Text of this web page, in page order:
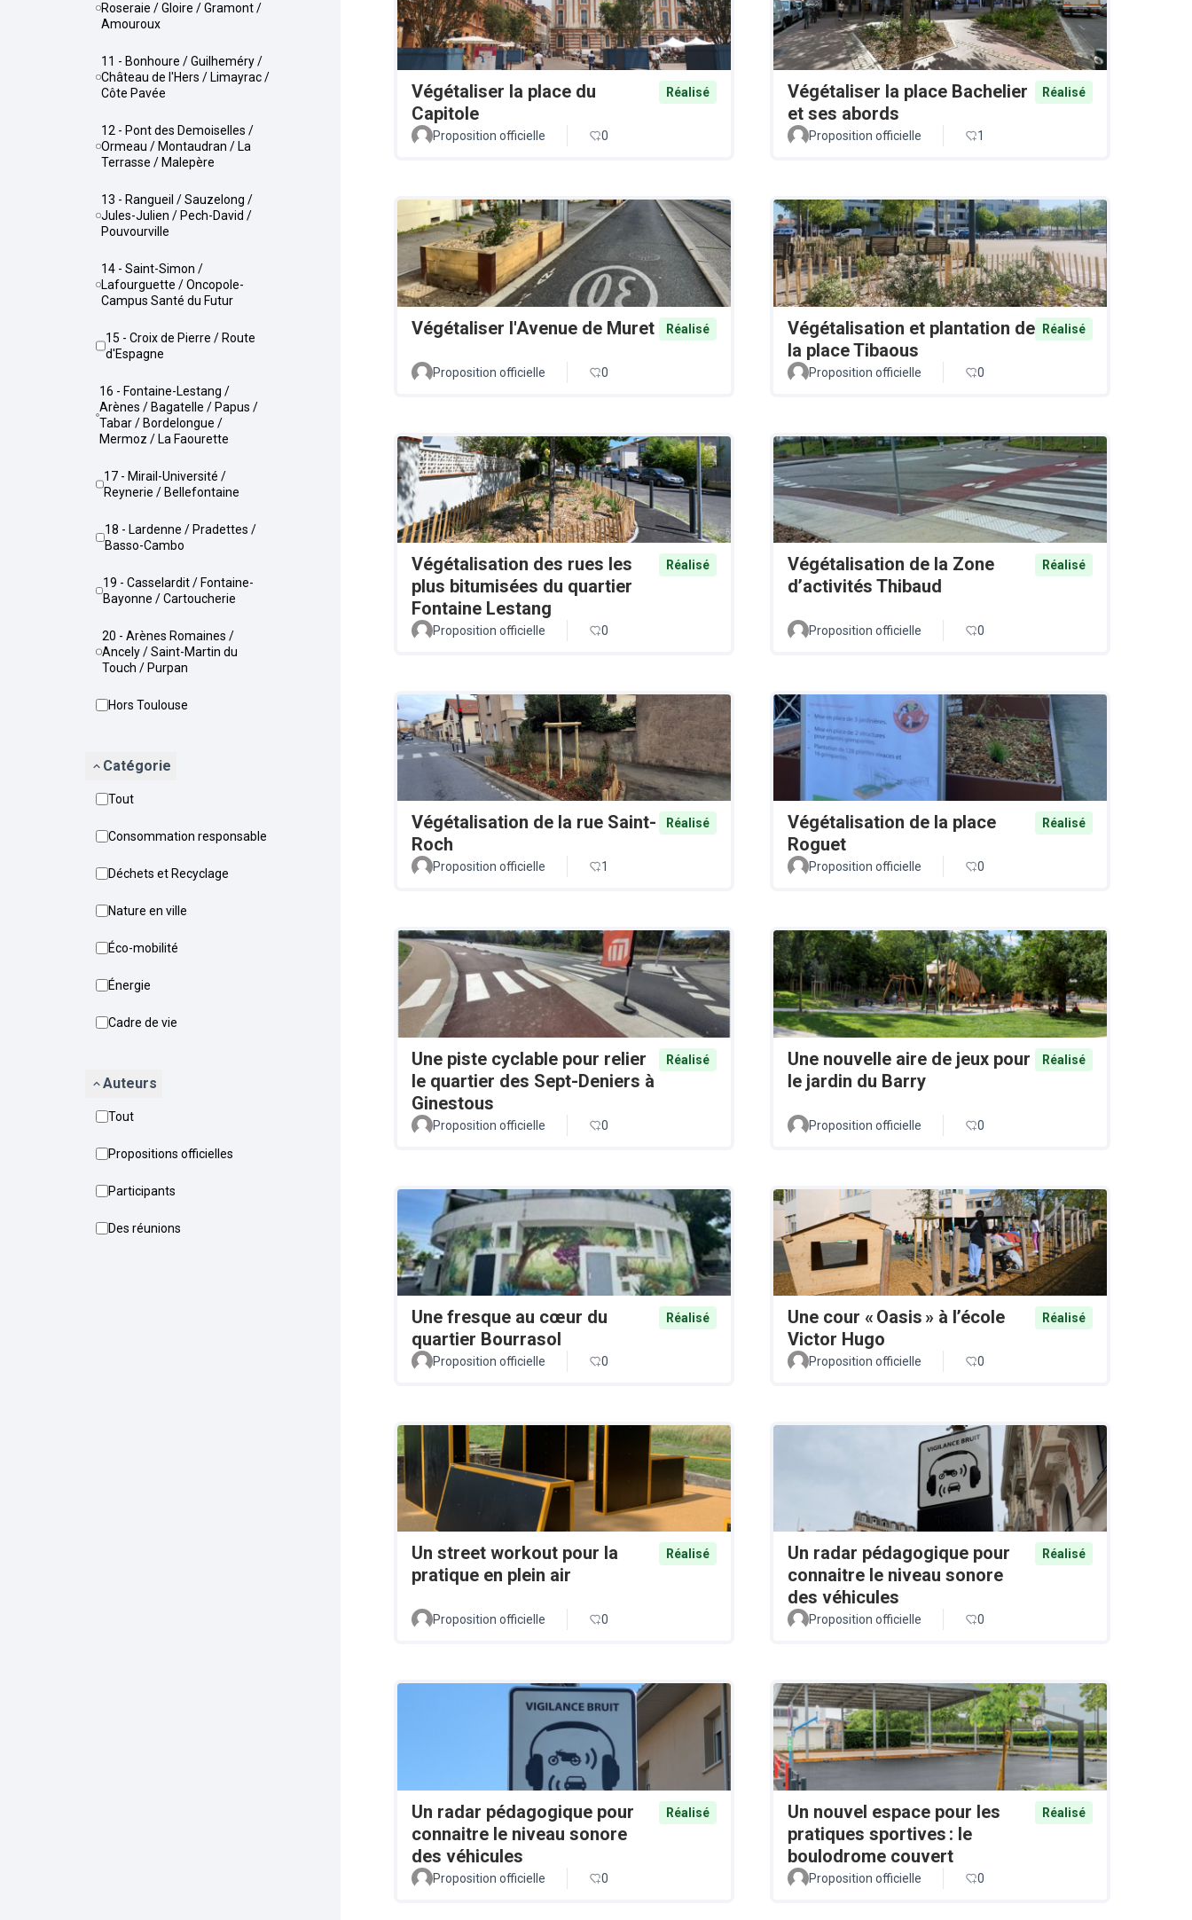
Roseraie / Gloire / Gramont /
Amouroux
11 - Bonhoure / Guilheméry /
Château de l'Hers / Limayrac /
Côte Pavée
12 - Pont des Demoiselles /
Ormeau / Montaudran / La
Terrasse / Malepère
13 - Rangueil / Sauzelong /
Jules-Julien / Pech-David /
Pouvourville
14 - Saint-Simon /
Lafourguette / Oncopole-
Campus Santé du Futur
15 - Croix de Pierre / Route
d'Espagne
16 - Fontaine-Lestang /
Arènes / Bagatelle / Papus /
Tabar / Bordelongue /
Mermoz / La Faourette
17 - Mirail-Université /
Reynerie / Bellefontaine
18 - Lardenne / Pradettes /
Basso-Cambo
19 - Casselardit / Fontaine-
Bayonne / Cartoucherie
20 - Arènes Romaines /
Ancely / Saint-Martin du
Touch / Purpan
Hors Toulouse
Catégorie
Tout
Consommation responsable
Déchets et Recyclage
Nature en ville
Éco-mobilité
Énergie
Cadre de vie
Auteurs
Tout
Propositions officielles
Participants
Des réunions
Végétaliser la place du
Capitole
Réalisé
Proposition officielle 0
Végétaliser la place Bachelier
et ses abords
Réalisé
Proposition officielle 1
Végétaliser l'Avenue de Muret Réalisé
Proposition officielle 0
Végétalisation et plantation de
la place Tibaous
Réalisé
Proposition officielle 0
Végétalisation des rues les
plus bitumisées du quartier
Fontaine Lestang
Réalisé
Proposition officielle 0
Végétalisation de la Zone
d’activités Thibaud
Réalisé
Proposition officielle 0
Végétalisation de la rue Saint-
Roch
Réalisé
Proposition officielle 1
Végétalisation de la place
Roguet
Réalisé
Proposition officielle 0
Une piste cyclable pour relier
le quartier des Sept-Deniers à
Ginestous
Réalisé
Proposition officielle 0
Une nouvelle aire de jeux pour
le jardin du Barry
Réalisé
Proposition officielle 0
Une fresque au cœur du
quartier Bourrasol
Réalisé
Proposition officielle 0
Une cour « Oasis » à l’école
Victor Hugo
Réalisé
Proposition officielle 0
Un street workout pour la
pratique en plein air
Réalisé
Proposition officielle 0
Un radar pédagogique pour
connaitre le niveau sonore
des véhicules
Réalisé
Proposition officielle 0
Un radar pédagogique pour
connaitre le niveau sonore
des véhicules
Réalisé
Proposition officielle 0
Un nouvel espace pour les
pratiques sportives : le
boulodrome couvert
Réalisé
Proposition officielle 0